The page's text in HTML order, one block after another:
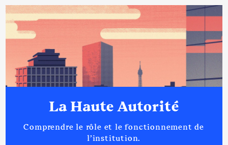
La Haute Autorité
Comprendre le rôle et le fonctionnement de
l’institution.